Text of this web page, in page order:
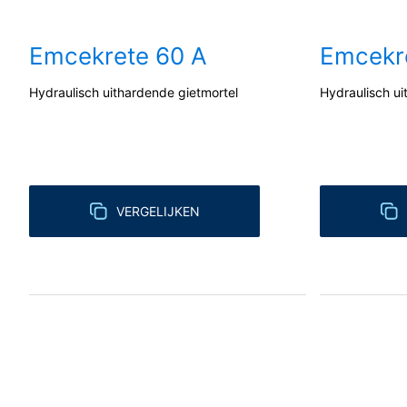
Emcekrete 60 A
Hydraulisch uithardende gietmortel
VERGELIJKEN
Hydraulisch
Wij hebben met Google een
u in uw YouTube-account bent
voorkomen door u uit uw YouTube-
onlineaanbod. Dit geeft een rechtmatig
In het kader van YouTube bewaren wij